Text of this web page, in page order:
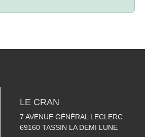
LE CRAN
7 AVENUE GÉNÉRAL LECLERC
69160 TASSIN LA DEMI LUNE